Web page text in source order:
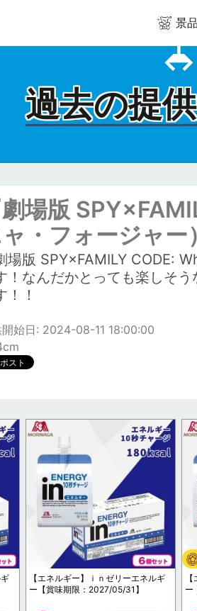
景
過去の提
劇場版
・フォージャー）
場版 SPY×FAMILY CODE:
！なんだかとっても楽しそ
！！
開始日: 2024-08-11 18:00:00
【エネルギー】ｉｎゼリーエネルギ
ー【賞味期限：2027/05/31】
ー